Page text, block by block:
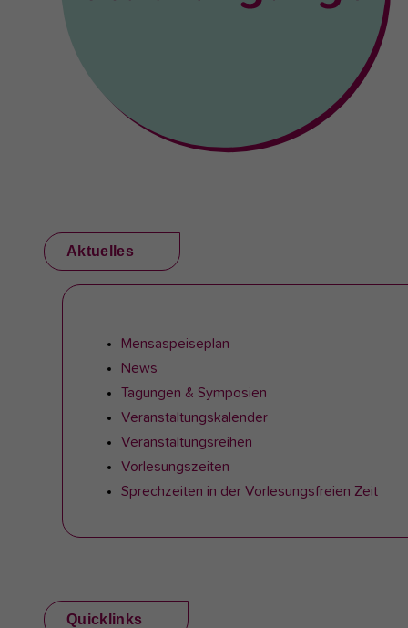
Aktuelles
Mensaspeiseplan
News
Tagungen & Symposien
Veranstaltungskalender
Veranstaltungsreihen
Vorlesungszeiten
Sprechzeiten in der Vorlesungsfreien Zeit
Quicklinks